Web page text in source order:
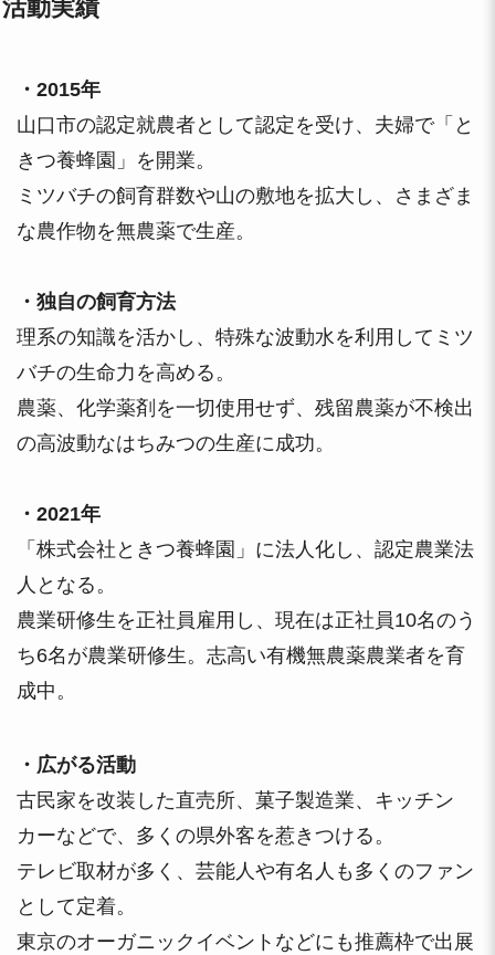
活動実績
・2015年
山口市の認定就農者として認定を受け、夫婦で「と
きつ養蜂園」を開業。
ミツバチの飼育群数や山の敷地を拡大し、さまざま
な農作物を無農薬で生産。
・独自の飼育方法
理系の知識を活かし、特殊な波動水を利用してミツ
バチの生命力を高める。
農薬、化学薬剤を一切使用せず、残留農薬が不検出
の高波動なはちみつの生産に成功。
・2021年
「株式会社ときつ養蜂園」に法人化し、認定農業法
人となる。
農業研修生を正社員雇用し、現在は正社員10名のう
ち6名が農業研修生。志高い有機無農薬農業者を育
成中。
・広がる活動
古民家を改装した直売所、菓子製造業、キッチン
カーなどで、多くの県外客を惹きつける。
テレビ取材が多く、芸能人や有名人も多くのファン
として定着。
東京のオーガニックイベントなどにも推薦枠で出展